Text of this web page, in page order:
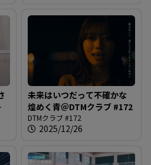
未来はいつだって不確かな
煌めく青＠DTMクラブ #172
DTMクラブ #172
2025/12/26